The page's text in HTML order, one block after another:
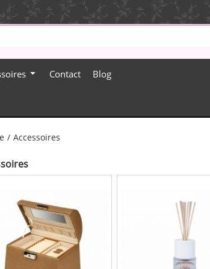
Contact Blog
/ Accessoires